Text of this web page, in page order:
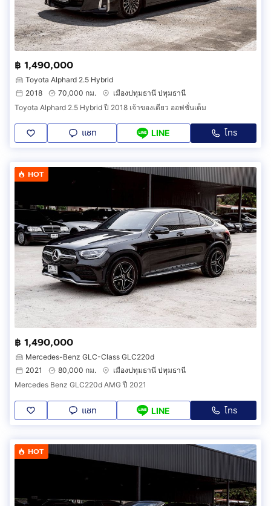
฿ 1,490,000
Toyota Alphard 2.5 Hybrid
2018
70,000 กม.
เมืองปทุมธานี ปทุมธานี
Toyota Alphard 2.5 Hybrid ปี 2018 เจ้าของเดียว ออฟชั่นเต็ม
แชท LINE โทร
HOT
฿ 1,490,000
Mercedes-Benz GLC-Class GLC220d
2021
80,000 กม.
เมืองปทุมธานี ปทุมธานี
Mercedes Benz GLC220d AMG ปี 2021
แชท LINE โทร
HOT